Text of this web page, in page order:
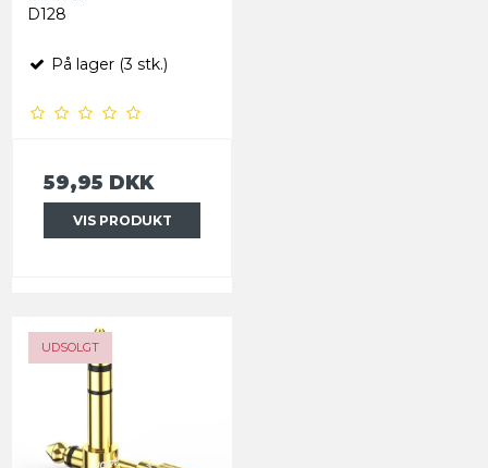
D128
På lager (3 stk.)
59,95 DKK
VIS PRODUKT
UDSOLGT